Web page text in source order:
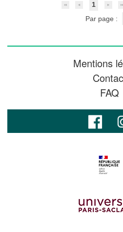
1
Par page :
Mentions
FAQ